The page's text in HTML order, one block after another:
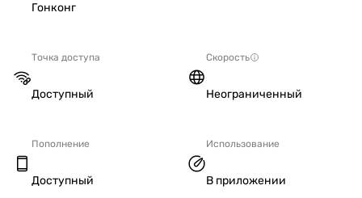
Гонконг
Точка доступа
Доступный
Скорость
Неограниченный
Пополнение
Доступный
Использование
В приложении